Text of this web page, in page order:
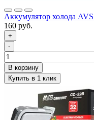
Аккумулятор холода
160 руб.
+
-